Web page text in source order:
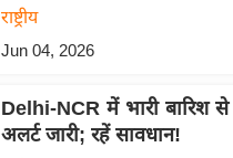
राष्ट्रीय
Jun 04, 2026
Delhi-NCR में भारी बारिश
अलर्ट जारी; रहें सावधान!